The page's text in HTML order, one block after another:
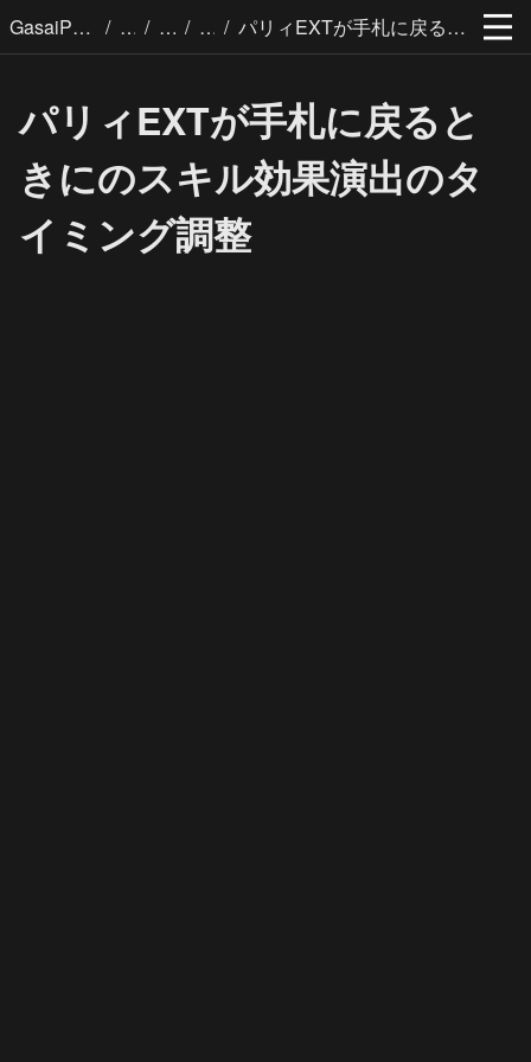
GasaiPages / / / / パリィEXTが手札に戻るときにのスキル効果演出のタイミング調整
パリィEXTが手札に戻ると
きにのスキル効果演出のタ
イミング調整